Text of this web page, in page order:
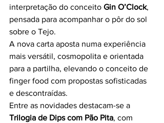
interpretação do conceito Gin O’Clock,
pensada para acompanhar o pôr do sol
sobre o Tejo.
A nova carta aposta numa experiência
mais versátil, cosmopolita e orientada
para a partilha, elevando o conceito de
finger food com propostas sofisticadas
e descontraídas.
Entre as novidades destacam-se a
Trilogia de Dips com Pão Pita, com